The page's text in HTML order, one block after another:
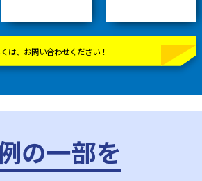
は、 お問い合わせください！
の一部を